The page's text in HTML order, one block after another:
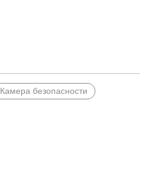
Камера безопасности